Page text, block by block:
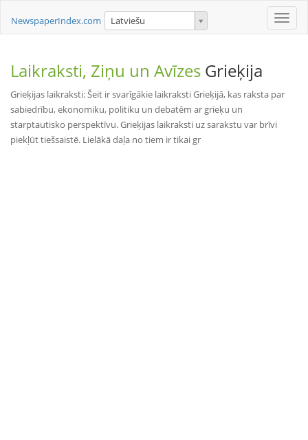
Toggle
NewspaperIndex.com Latviešu
Laikraksti, Ziņu un Avīzes Grieķija
Grieķijas laikraksti: Šeit ir svarīgākie laikraksti Grieķijā, kas raksta par
sabiedrību, ekonomiku, politiku un debatēm ar grieķu un
starptautisko perspektīvu. Grieķijas laikraksti uz sarakstu var brīvi
piekļūt tiešsaistē. Lielākā daļa no tiem ir tikai gr